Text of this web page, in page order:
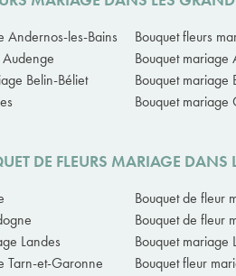
Andernos-les-Bains Bouquet fleurs
Bouquet mariage
Belin-Béliet Bouquet mariage
Bouquet mariage
DE FLEURS MARIAGE DANS
Bouquet de fleur
Bouquet de fleur
Landes Bouquet mariage
Tarn-et-Garonne Bouquet fleur